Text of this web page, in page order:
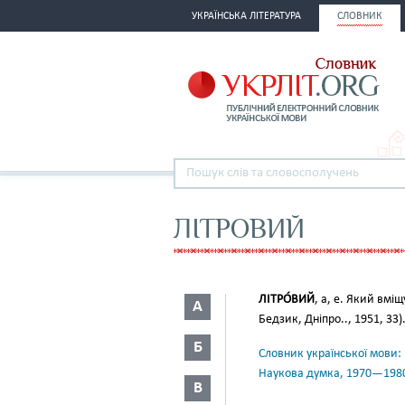
УКРАЇНСЬКА ЛІТЕРАТУРА СЛОВНИК
ЛІТРОВИЙ
А
Б
В
ЛІТРО́ВИЙ, а, е. Який
Бедзик, Дніпро.., 1951, 33).
Словник української
Наукова думка,